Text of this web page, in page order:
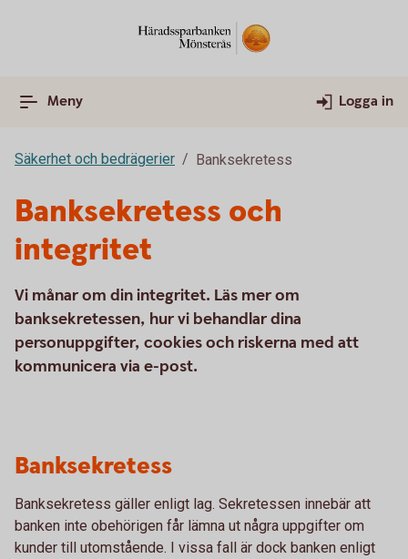
Meny Logga in
Säkerhet och bedrägerier Banksekretess
Banksekretess och
integritet
Vi månar om din integritet. Läs mer om
banksekretessen, hur vi behandlar dina
personuppgifter, cookies och riskerna med att
kommunicera via e-post.
Banksekretess
Banksekretess gäller enligt lag. Sekretessen innebär att
banken inte obehörigen får lämna ut några uppgifter om
kunder till utomstående. I vissa fall är dock banken enligt